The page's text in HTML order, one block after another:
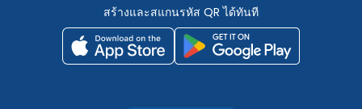
สร้างและสแกนรหัส QR ได้ทันที